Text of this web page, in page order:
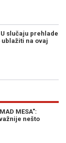
U slučaju prehlade
na ovaj
MESA":
nešto